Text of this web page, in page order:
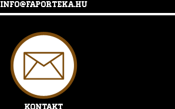
info@faporteka.hu